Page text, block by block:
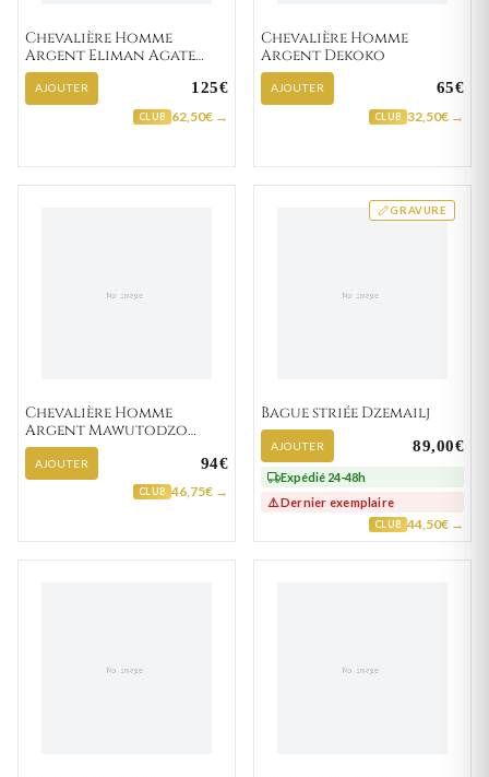
Chevalière Homme
Argent Eliman Agate
Noir
AJOUTER 125€
CLUB 62,50€ →
Chevalière Homme
Argent Dekoko
AJOUTER 65€
CLUB 32,50€ →
Chevalière Homme
Argent Mawutodzo
Lapidé Brossé
AJOUTER 94€
CLUB 46,75€ →
GRAVURE
Bague striée Dzemailj
AJOUTER 89,00€
Expédié 24-48h
⚠️ Dernier exemplaire
CLUB 44,50€ →